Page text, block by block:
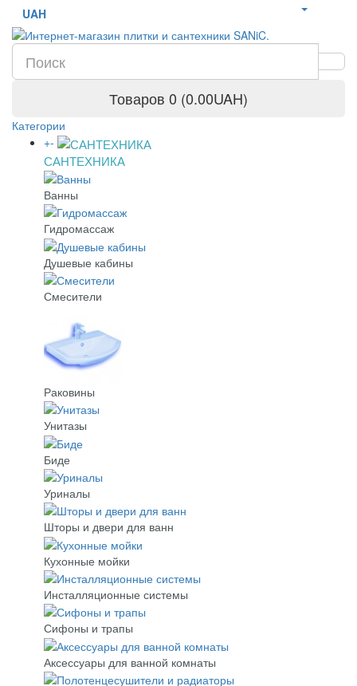
UAH
Товаров 0 (0.00UAH)
Категории
+-
САНТЕХНИКА
Ванны
Гидромассаж
Душевые кабины
Смесители
Раковины
Унитазы
Биде
Уриналы
Шторы и двери для ванн
Кухонные мойки
Инсталляционные системы
Сифоны и трапы
Аксессуары для ванной комнаты